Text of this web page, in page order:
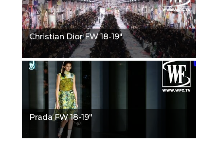
Christian Dior FW 18-19"
Prada FW 18-19"